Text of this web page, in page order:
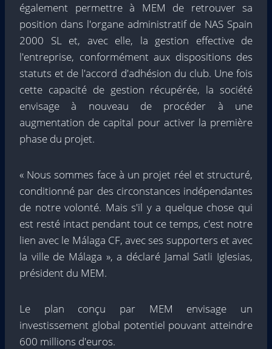
également permettre à MEM de retrouver sa
position dans l'organe administratif de NAS Spain
2000 SL et, avec elle, la gestion effective de
l'entreprise, conformément aux dispositions des
statuts et de l'accord d'adhésion du club. Une fois
cette capacité de gestion récupérée, la société
envisage à nouveau de procéder à une
augmentation de capital pour activer la première
phase du projet.
« Nous sommes face à un projet réel et structuré,
conditionné par des circonstances indépendantes
de notre volonté. Mais s'il y a quelque chose qui
est resté intact pendant tout ce temps, c'est notre
lien avec le Málaga CF, avec ses supporters et avec
la ville de Málaga », a déclaré Jamal Satli Iglesias,
président du MEM.
Le plan conçu par MEM envisage un
investissement global potentiel pouvant atteindre
600 millions d'euros.